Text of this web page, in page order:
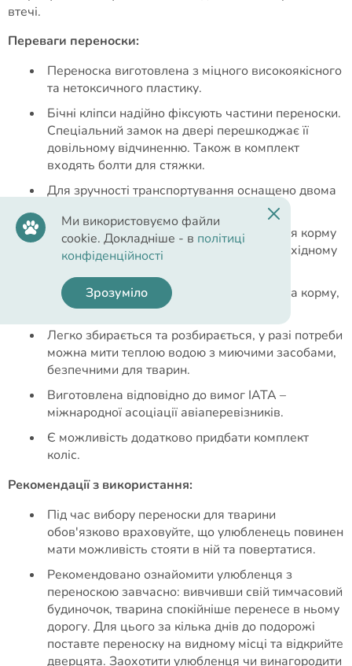
втечі.
Переваги переноски:
Переноска виготовлена з міцного високоякісного
та нетоксичного пластику.
Бічні кліпси надійно фіксують частини переноски.
Спеціальний замок на двері перешкоджає її
довільному відчиненню. Також в комплект
входять болти для стяжки.
Для зручності транспортування оснащено двома
У комплект входить пластикова миска для корму
чи води, яка кріпиться на дверях на необхідному
Має два відсіки для зберігання ласощів та корму,
які розміщені зверху переноски.
Легко збирається та розбирається, у разі потреби
можна мити теплою водою з миючими засобами,
безпечними для тварин.
Виготовлена ​​відповідно до вимог IATA –
міжнародної асоціації авіаперевізників.
Є можливість додатково придбати комплект
коліс.
Рекомендації з використання:
Під час вибору переноски для тварини
обов'язково враховуйте, що улюбленець повинен
мати можливість стояти в ній та повертатися.
Рекомендовано ознайомити улюбленця з
переноскою завчасно: вивчивши свій тимчасовий
будиночок, тварина спокійніше перенесе в ньому
дорогу. Для цього за кілька днів до подорожі
поставте переноску на видному місці та відкрийте
дверцята. Заохотити улюбленця чи винагородити
Ми використовуємо файли
cookie. Докладніше - в політиці
конфіденційності
Зрозуміло